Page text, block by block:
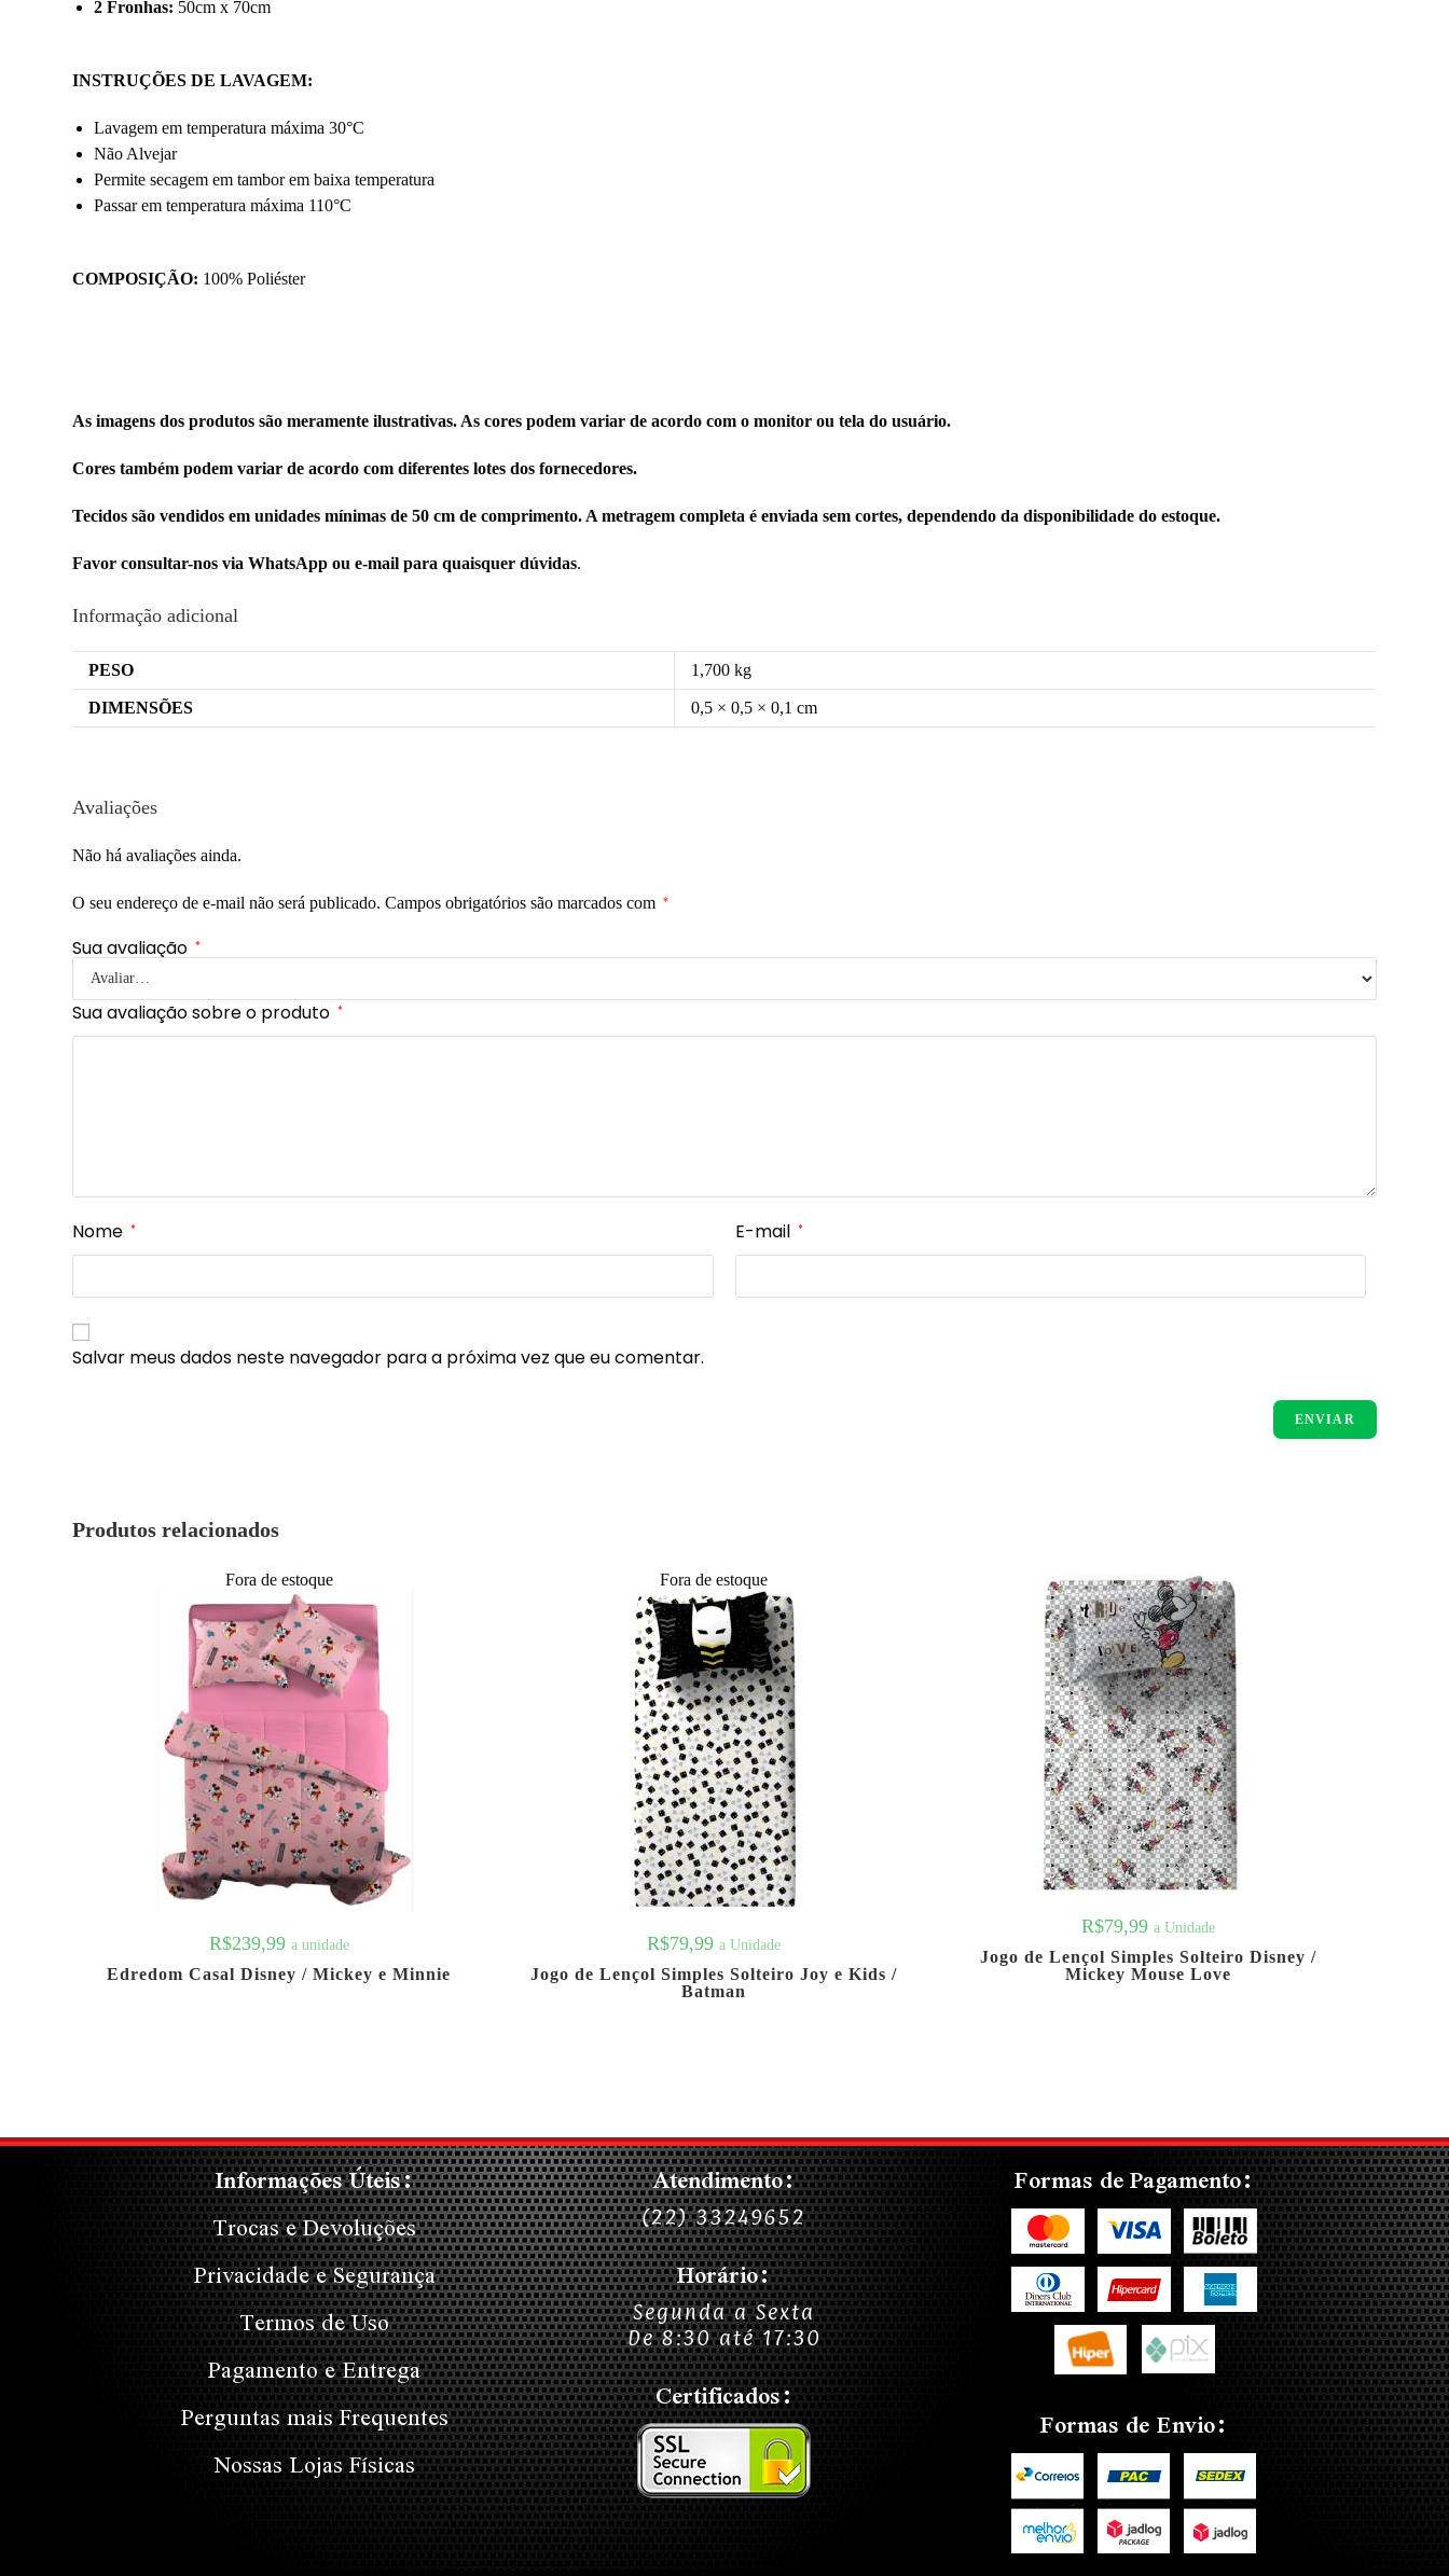
2 Fronhas: 50cm x 70cm
INSTRUÇÕES DE LAVAGEM:
Lavagem em temperatura máxima 30°C
Não Alvejar
Permite secagem em tambor em baixa temperatura
Passar em temperatura máxima 110°C
COMPOSIÇÃO: 100% Poliéster
As imagens dos produtos são meramente ilustrativas. As cores podem variar de acordo com o monitor ou tela do usuário.
Cores também podem variar de acordo com diferentes lotes dos fornecedores.
Tecidos são vendidos em unidades mínimas de 50 cm de comprimento. A metragem completa é enviada sem cortes, dependendo da disponibilidade do estoque.
Favor consultar-nos via WhatsApp ou e-mail para quaisquer dúvidas.
Informação adicional
PESO 1,700 kg
DIMENSÕES 0,5 × 0,5 × 0,1 cm
Avaliações
Não há avaliações ainda.
O seu endereço de e-mail não será publicado. Campos obrigatórios são marcados com *
Sua avaliação *
Sua avaliação sobre o produto *
Nome * E-mail *
Salvar meus dados neste navegador para a próxima vez que eu comentar.
Produtos relacionados
Fora de estoque
R$239,99 a unidade
Edredom Casal Disney / Mickey e Minnie
Fora de estoque
R$79,99 a Unidade
Jogo de Lençol Simples Solteiro Joy e Kids /
Batman
R$79,99 a Unidade
Jogo de Lençol Simples Solteiro Disney /
Mickey Mouse Love
Informações Úteis:
Trocas e Devoluções
Privacidade e Segurança
Termos de Uso
Pagamento e Entrega
Perguntas mais Frequentes
Nossas Lojas Físicas
Atendimento:
(22) 33249652
Horário:
Segunda a Sexta
De 8:30 até 17:30
Certificados:
Formas de Pagamento:
Formas de Envio: